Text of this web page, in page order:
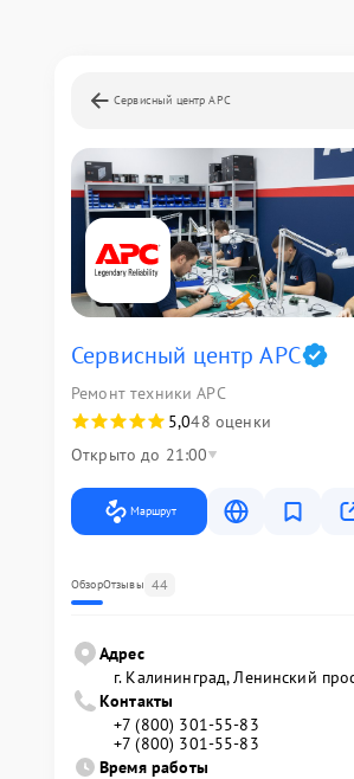
Сервисный центр APC
Сервисный центр APC
Ремонт техники APC
5,048 оценки
Открыто до 21:00
Маршрут
ОбзорОтзывы 44
Адрес
г. Калининград, Ленинский
Контакты
+7 (800) 301-55-83
+7 (800) 301-55-83
Время работы